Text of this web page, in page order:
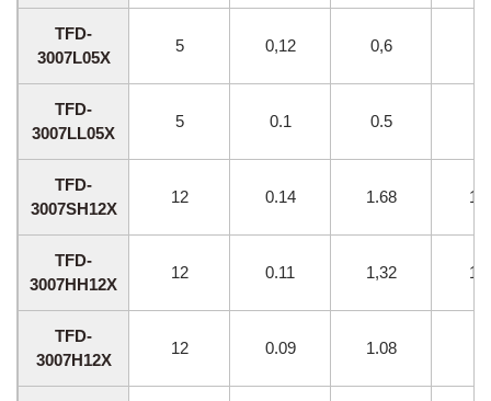
TFD-
3007L05X
5 0,12 0,6
TFD-
3007LL05X
5 0.1 0.5
TFD-
3007SH12X
12 0.14 1.68
TFD-
3007HH12X
12 0.11 1,32
TFD-
3007H12X
12 0.09 1.08